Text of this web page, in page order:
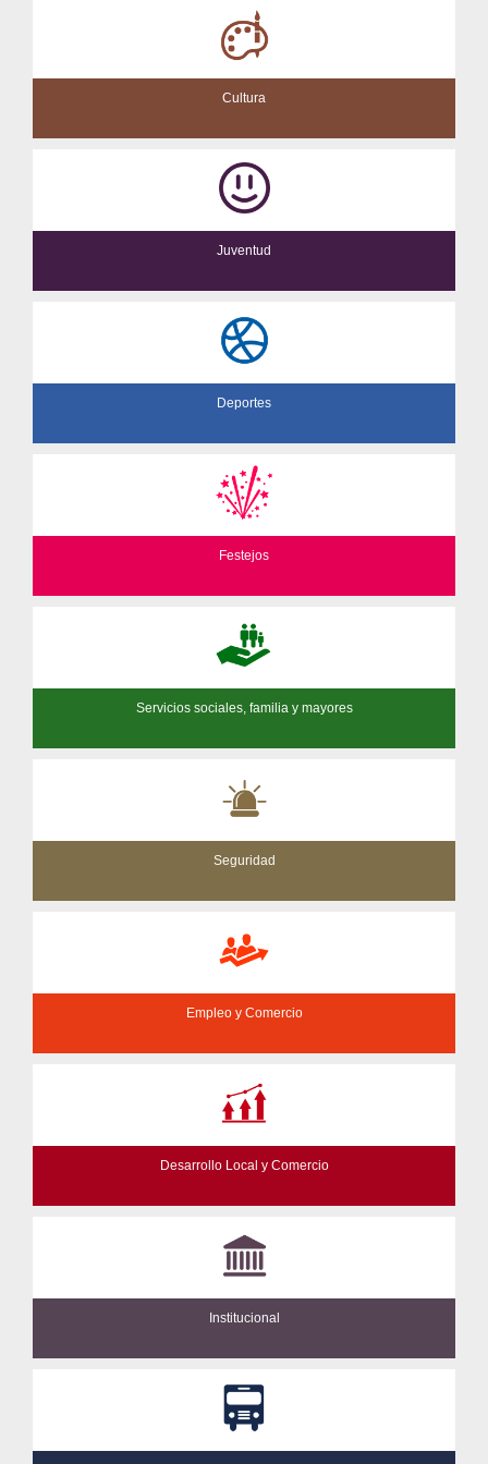
Cultura
Juventud
Deportes
Festejos
Servicios sociales, familia y mayores
Seguridad
Empleo y Comercio
Desarrollo Local y Comercio
Institucional